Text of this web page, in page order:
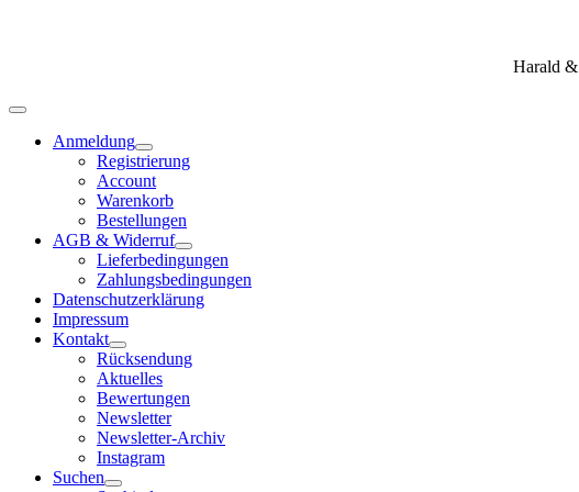
Harald
Anmeldung
Registrierung
Account
Warenkorb
Bestellungen
AGB & Widerruf
Lieferbedingungen
Zahlungsbedingungen
Datenschutzerklärung
Impressum
Kontakt
Rücksendung
Aktuelles
Bewertungen
Newsletter
Newsletter-Archiv
Instagram
Suchen